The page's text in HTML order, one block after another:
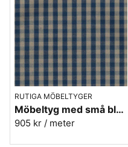
RUTIGA MÖBELTYGER
Möbeltyg med små blå/beige rutor - Lill Ruta nr.250
905 kr / meter